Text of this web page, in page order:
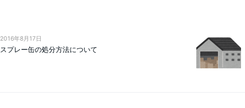
2016年8月17日
スプレー缶の処分方法について